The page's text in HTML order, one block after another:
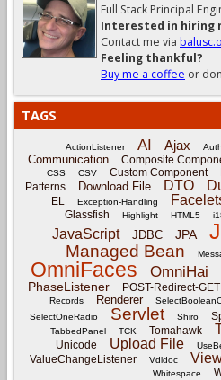
Full Stack Principal
Interested in hiring
Contact me via
Feeling thankful?
Buy me a coffee or
TAGS
ActionListener AI Ajax
Communication Composite
CSS CSV Custom Component
Patterns
Download File DTO
EL Exception-Handling
Glassfish Highlight HTML5
JavaScript JDBC JPA
Managed Bean
OmniFaces OmniHai
PhaseListener POST-Redirect-GET
Records Renderer
SelectOneRadio Servlet Shiro
TabbedPanel TCK Tomahawk
Unicode Upload File
ValueChangeListener Vdldoc
Whitespace